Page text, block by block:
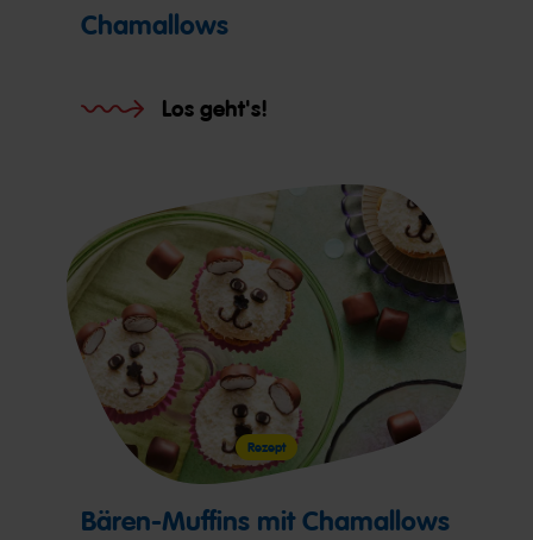
Chamallows
Los geht's!
Bären-Muffins mit Chamallows
Rezept